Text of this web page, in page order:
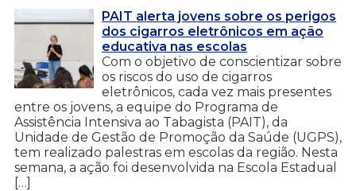
PAIT alerta jovens sobre os perigos
dos cigarros eletrônicos em ação
educativa nas escolas
Com o objetivo de conscientizar sobre
os riscos do uso de cigarros
eletrônicos, cada vez mais presentes
entre os jovens, a equipe do Programa de
Assistência Intensiva ao Tabagista (PAIT), da
Unidade de Gestão de Promoção da Saúde (UGPS),
tem realizado palestras em escolas da região. Nesta
semana, a ação foi desenvolvida na Escola Estadual
[…]